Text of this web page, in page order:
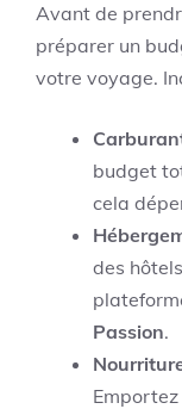
Avant de
préparer un
votre voyage.
budget
cela
des
Passion.